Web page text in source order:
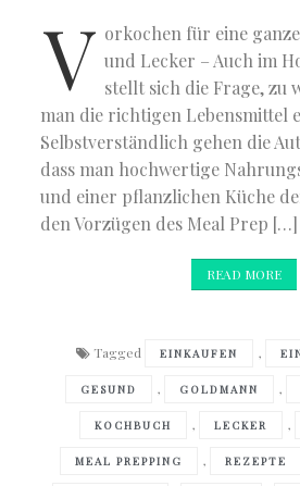
V orkochen für eine ganze
und Lecker – Auch im
stellt sich die Frage, zu
man die richtigen Lebensmittel
Selbstverständlich gehen die
dass man hochwertige
und einer pflanzlichen Küche
den Vorzügen des Meal Prep […]
READ MORE
Tagged EINKAUFEN ,
GESUND , GOLDMANN ,
KOCHBUCH , LECKER ,
MEAL PREPPING , REZEPTE